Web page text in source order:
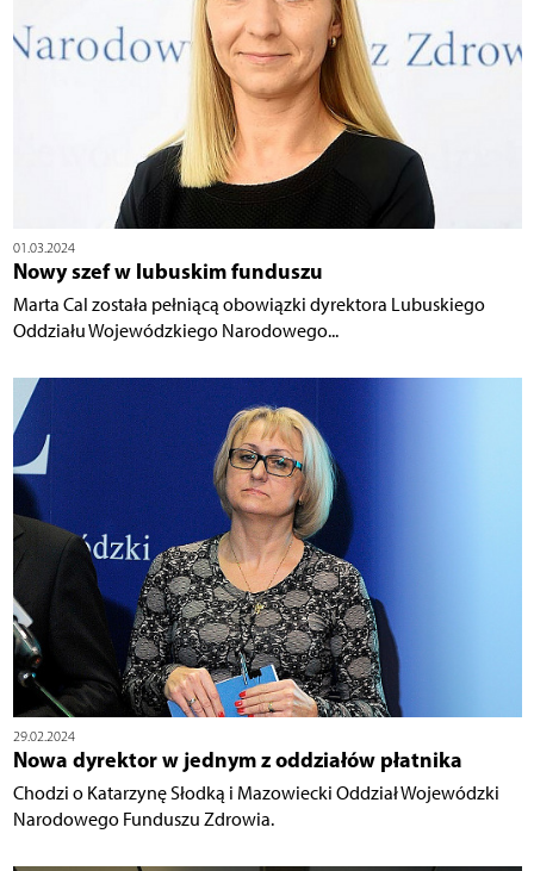
01.03.2024
Nowy szef w lubuskim funduszu
Marta Cal została pełniącą obowiązki dyrektora Lubuskiego
Oddziału Wojewódzkiego Narodowego...
29.02.2024
Nowa dyrektor w jednym z oddziałów płatnika
Chodzi o Katarzynę Słodką i Mazowiecki Oddział Wojewódzki
Narodowego Funduszu Zdrowia.